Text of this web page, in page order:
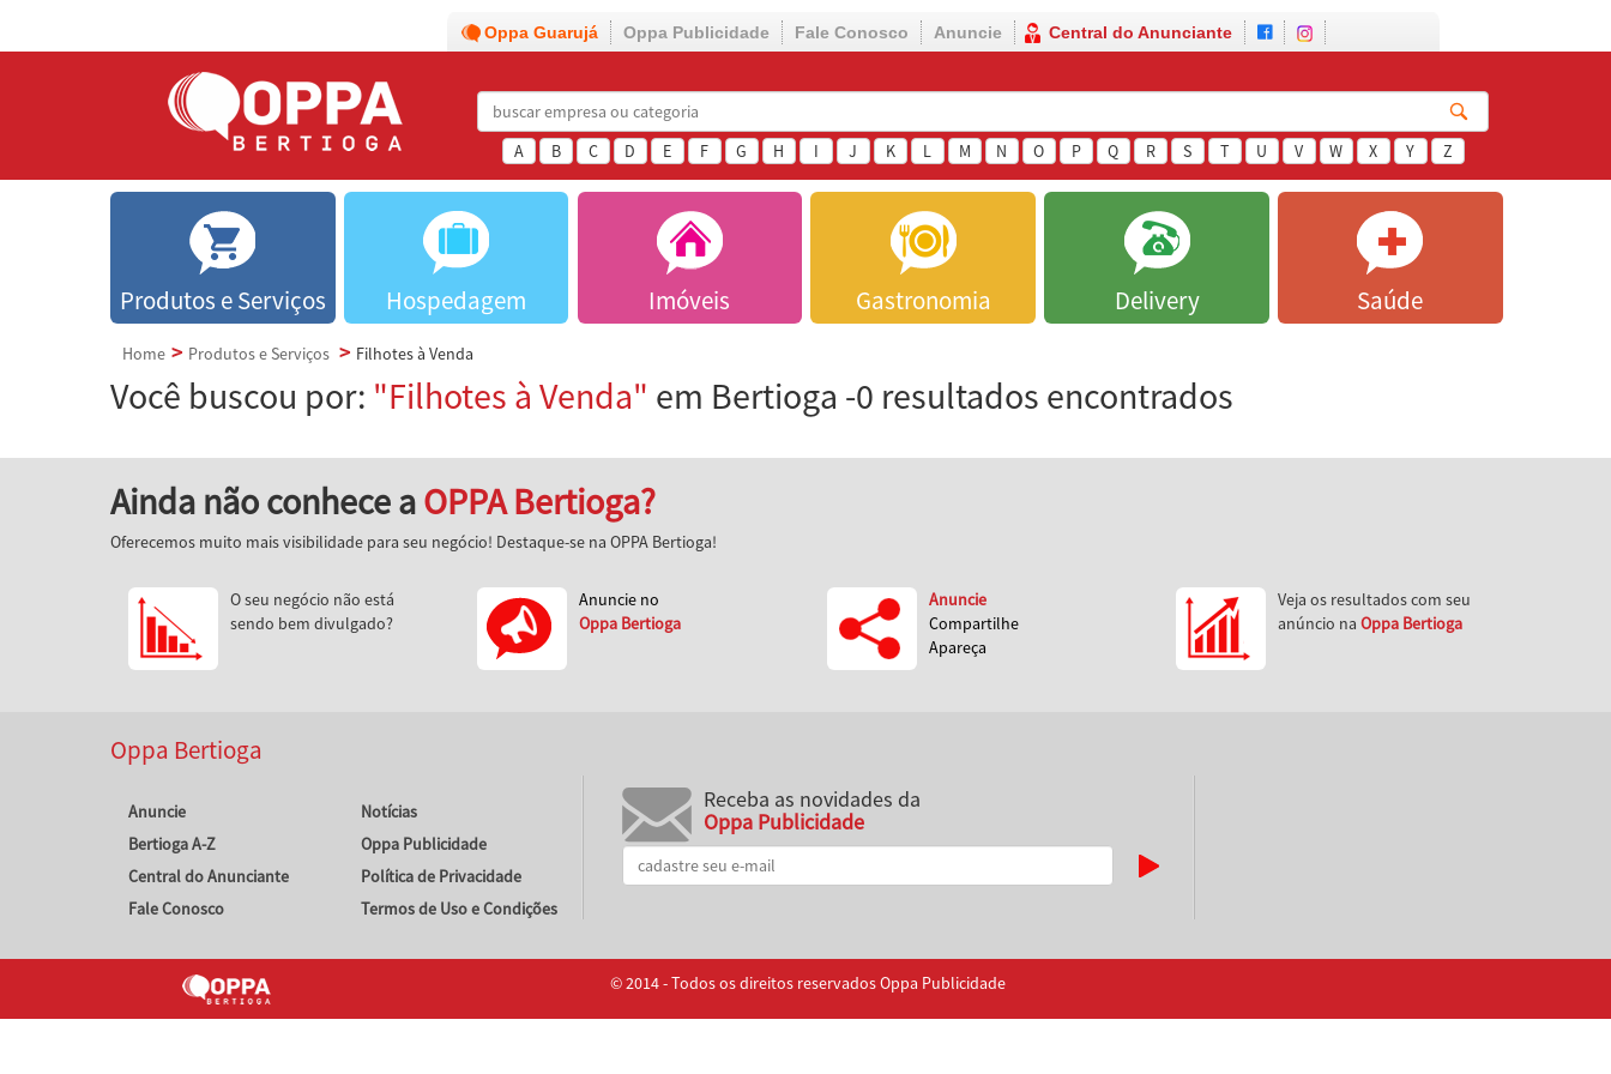
Oppa Guarujá Oppa Publicidade Fale Conosco Anuncie Central do Anunciante
A B C D E F G H I J K L M N O P Q R S T U V W X Y Z
Produtos e Serviços Hospedagem Imóveis Gastronomia Delivery Saúde
Home Produtos e Serviços Filhotes à Venda
Você buscou por: "Filhotes à Venda" em Bertioga -0 resultados encontrados
Ainda não conhece aOPPA Bertioga?
Oferecemos muito mais visibilidade para seu negócio! Destaque-se na OPPA Bertioga!
O seu negócio não está
sendo bem divulgado?
Anuncie no
Oppa Bertioga
Anuncie
Compartilhe
Apareça
Veja os resultados com seu
anúncio na Oppa Bertioga
Oppa Bertioga
Anuncie
Bertioga A-Z
Central do Anunciante
Fale Conosco
Notícias
Oppa Publicidade
Política de Privacidade
Termos de Uso e Condições
Receba as novidades da
Oppa Publicidade
© 2014 - Todos os direitos reservados Oppa Publicidade